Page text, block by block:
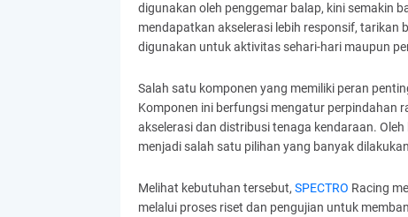
digunakan oleh penggemar balap, kini semakin
mendapatkan akselerasi lebih responsif, tarikan
digunakan untuk aktivitas sehari-hari maupun
Salah satu komponen yang memiliki peran
Komponen ini berfungsi mengatur perpindahan
akselerasi dan distribusi tenaga kendaraan.
menjadi salah satu pilihan yang banyak
Melihat kebutuhan tersebut, SPECTRO Racing
melalui proses riset dan pengujian untuk